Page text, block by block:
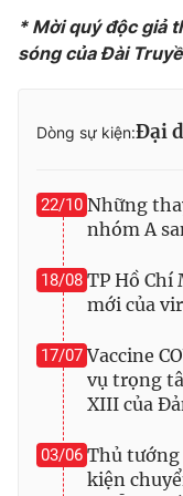
Email:
toasoan@vtv.vn
® Cấm sao chép dưới
thuận bằng văn bản.
thông tin từ website
* Mời quý độc giả
sóng của Đài
Dòng sự kiện:Đại
22/10 Những
nhóm A
18/08 TP Hồ
mới của
17/07 Vaccine
vụ trọng
XIII của
03/06 Thủ
kiện